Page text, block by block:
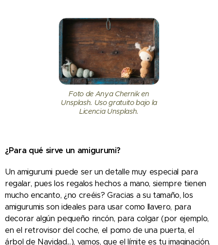
Foto de Anya Chernik en
Unsplash. Uso gratuito bajo la
Licencia Unsplash.
¿Para qué sirve un amigurumi?
Un amigurumi puede ser un detalle muy especial para
regalar, pues los regalos hechos a mano, siempre tienen
mucho encanto, ¿no creéis? Gracias a su tamaño, los
amigurumis son ideales para usar como llavero, para
decorar algún pequeño rincón, para colgar (por ejemplo,
en el retrovisor del coche, el pomo de una puerta, el
árbol de Navidad...), vamos, que el límite es tu imaginación.